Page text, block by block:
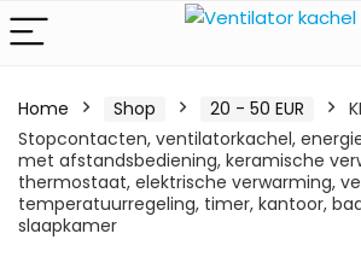
Home Shop 20 - 50 EUR
Stopcontacten, ventilatorkachel,
met afstandsbediening, keramische
thermostaat, elektrische verwarming,
temperatuurregeling, timer, kantoor,
slaapkamer